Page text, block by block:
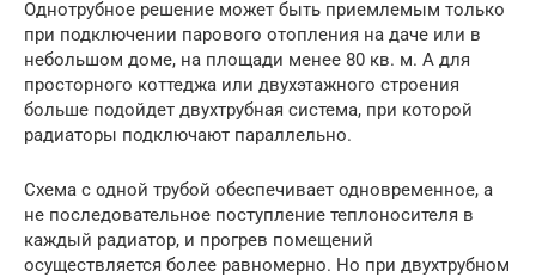
Однотрубное решение может быть приемлемым только
при подключении парового отопления на даче или в
небольшом доме, на площади менее 80 кв. м. А для
просторного коттеджа или двухэтажного строения
больше подойдет двухтрубная система, при которой
радиаторы подключают параллельно.
Схема с одной трубой обеспечивает одновременное, а
не последовательное поступление теплоносителя в
каждый радиатор, и прогрев помещений
осуществляется более равномерно. Но при двухтрубном